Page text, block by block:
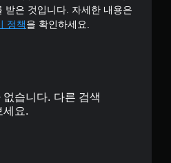
받은 것입니다. 자세한 내용은
정책을 확인하세요.
습니다. 다른 검색
세요.